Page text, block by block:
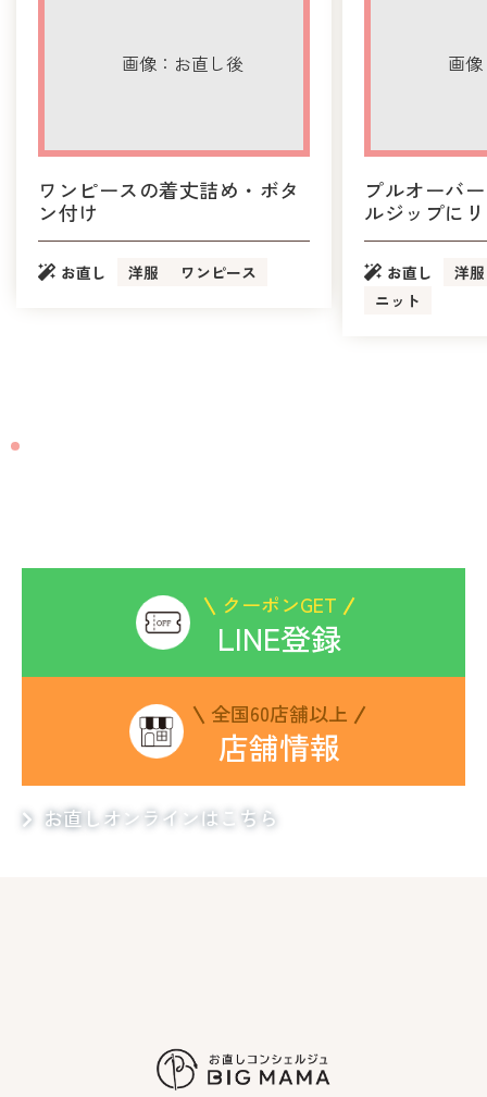
ワンピースの着丈詰め・ボタ
ン付け
お直し 洋服 ワンピース
プルオーバ
ルジップに
お直し
洋服
ニット
クーポンGET
LINE登録
全国60店舗以上
店舗情報
お直しオンラインはこちら